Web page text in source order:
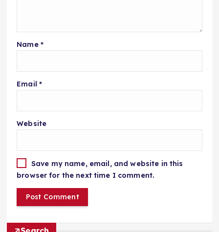
Name *
Email *
Website
Save my name, email, and website in this
browser for the next time I comment.